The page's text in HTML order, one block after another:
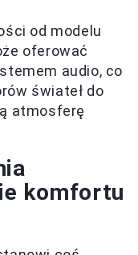
od modelu
oferować
audio, co
świateł do
atmosferę
komfortu